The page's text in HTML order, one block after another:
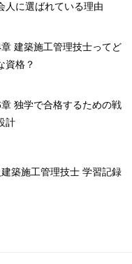
人に選ばれている理由
建築施工管理技士ってど
資格？
独学で合格するための戦
計
築施工管理技士 学習記録